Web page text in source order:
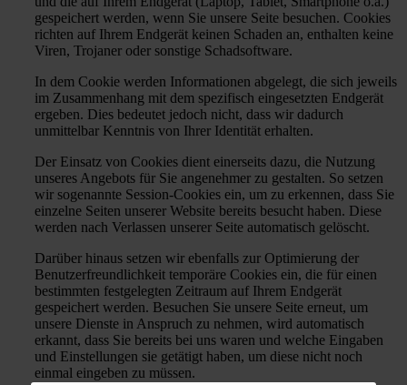
gespeichert werden, wenn Sie unsere Seite besuchen. Cookies
richten auf Ihrem Endgerät keinen Schaden an, enthalten keine
Viren, Trojaner oder sonstige Schadsoftware.
In dem Cookie werden Informationen abgelegt, die sich jeweils
im Zusammenhang mit dem spezifisch eingesetzten Endgerät
ergeben. Dies bedeutet jedoch nicht, dass wir dadurch
unmittelbar Kenntnis von Ihrer Identität erhalten.
Der Einsatz von Cookies dient einerseits dazu, die Nutzung
unseres Angebots für Sie angenehmer zu gestalten. So setzen
wir sogenannte Session-Cookies ein, um zu erkennen, dass Sie
einzelne Seiten unserer Website bereits besucht haben. Diese
werden nach Verlassen unserer Seite automatisch gelöscht.
Darüber hinaus setzen wir ebenfalls zur Optimierung der
Benutzerfreundlichkeit temporäre Cookies ein, die für einen
bestimmten festgelegten Zeitraum auf Ihrem Endgerät
gespeichert werden. Besuchen Sie unsere Seite erneut, um
unsere Dienste in Anspruch zu nehmen, wird automatisch
erkannt, dass Sie bereits bei uns waren und welche Eingaben
und Einstellungen sie getätigt haben, um diese nicht noch
einmal eingeben zu müssen.